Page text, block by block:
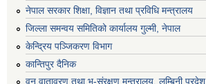
नेपाल सरकार शिक्षा, विज्ञान तथा प्रविधि मन्त्रालय
जिल्ला समन्वय समितिको कार्यालय गुल्मी, नेपाल
केन्द्रिय पञ्जिकरण विभाग
कान्तिपुर दैनिक
वन,वातावरण तथा भू-संरक्षण मन्त्रालय, लुम्बिनी प्रदेश